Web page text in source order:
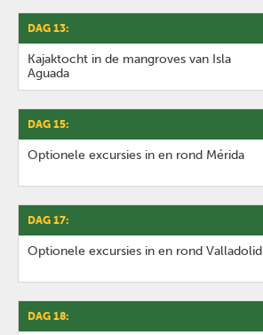
DAG 13:
Kajaktocht in de mangroves van Isla
Aguada
DAG 15:
Optionele excursies in en rond Mérida
DAG 17:
Optionele excursies in en rond Valladolid
DAG 18: